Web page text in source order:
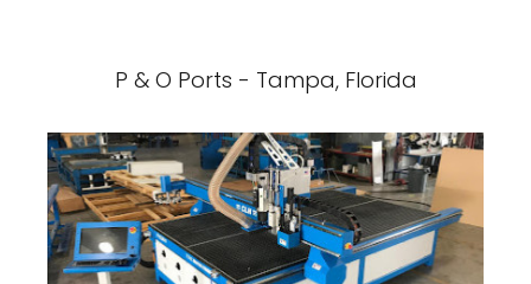
P & O Ports - Tampa, Florida